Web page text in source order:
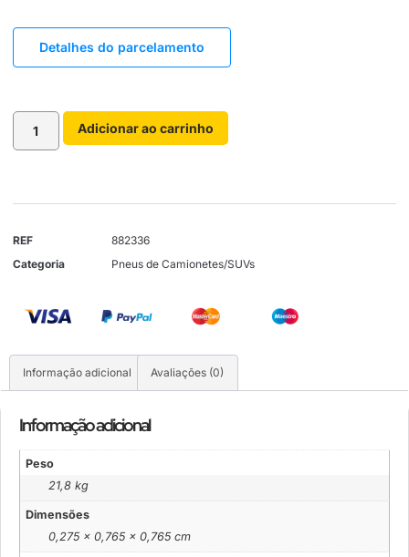
Detalhes do parcelamento
Adicionar ao carrinho
REF
882336
Categoria
Pneus de Camionetes/SUVs
Informação adicional Avaliações (0)
Informação adicional
Peso
21,8 kg
Dimensões
0,275 × 0,765 × 0,765 cm